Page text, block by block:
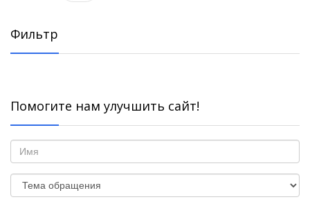
Фильтр
Помогите нам улучшить сайт!